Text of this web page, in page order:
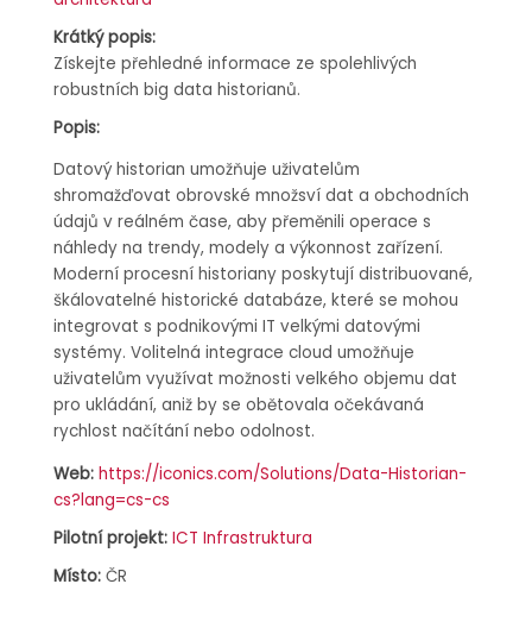
Krátký popis:
Získejte přehledné informace ze spolehlivých
robustních big data historianů.
Popis:
Datový historian umožňuje uživatelům
shromažďovat obrovské množsví dat a obchodních
údajů v reálném čase, aby přeměnili operace s
náhledy na trendy, modely a výkonnost zařízení.
Moderní procesní historiany poskytují distribuované,
škálovatelné historické databáze, které se mohou
integrovat s podnikovými IT velkými datovými
systémy. Volitelná integrace cloud umožňuje
uživatelům využívat možnosti velkého objemu dat
pro ukládání, aniž by se obětovala očekávaná
rychlost načítání nebo odolnost.
Web: https://iconics.com/Solutions/Data-Historian-
cs?lang=cs-cs
Pilotní projekt: ICT Infrastruktura
Místo: ČR